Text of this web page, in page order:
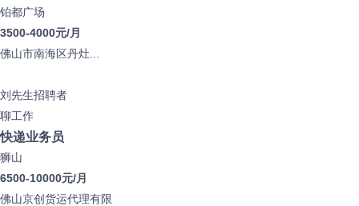
铂都广场
3500-4000元/月
佛山市南海区丹灶...
刘先生招聘者
聊工作
快递业务员
狮山
6500-10000元/月
佛山京创货运代理有限